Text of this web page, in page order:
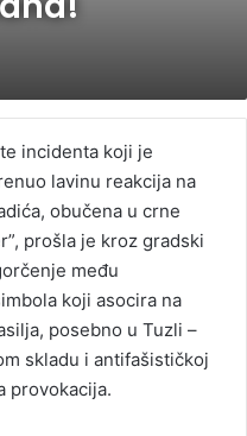
incidenta koji je
lavinu reakcija na
obučena u crne
prošla je kroz gradski
među
koji asocira na
posebno u Tuzli –
skladu i antifašističkoj
provokacija.